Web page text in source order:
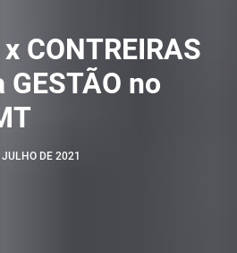
CONTREIRAS
no
DE 2021